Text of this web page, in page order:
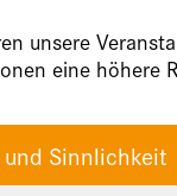
unsere
eine höhere
und Sinnlichkeit